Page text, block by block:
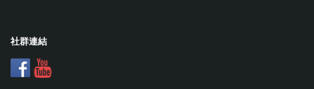
社群連結